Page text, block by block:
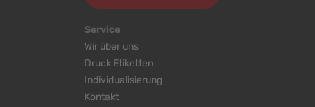
Service
Wir über uns
Druck Etiketten
Individualisierung
Kontakt